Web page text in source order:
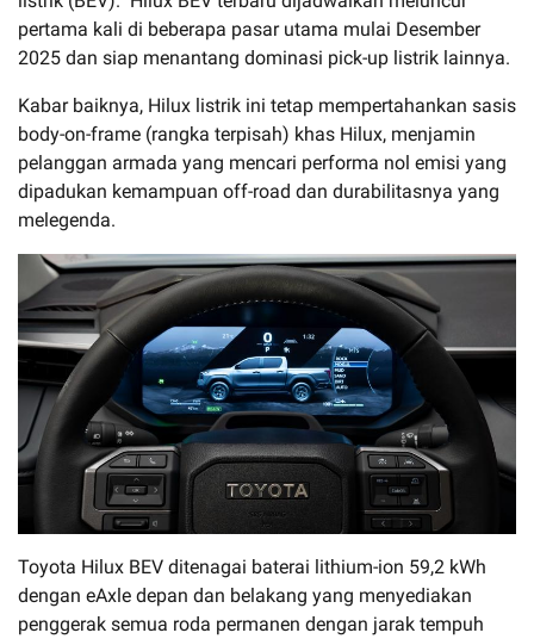
pertama kali di beberapa pasar utama mulai Desember
2025 dan siap menantang dominasi pick-up listrik lainnya.
Kabar baiknya, Hilux listrik ini tetap mempertahankan sasis
body-on-frame (rangka terpisah) khas Hilux, menjamin
pelanggan armada yang mencari performa nol emisi yang
dipadukan kemampuan off-road dan durabilitasnya yang
melegenda.
Toyota Hilux BEV ditenagai baterai lithium-ion 59,2 kWh
dengan eAxle depan dan belakang yang menyediakan
penggerak semua roda permanen dengan jarak tempuh